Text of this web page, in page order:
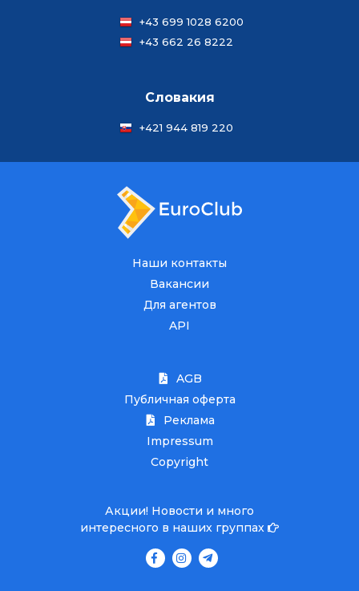
+43 699 1028 6200
+43 662 26 8222
Словакия
+421 944 819 220
Наши контакты
Вакансии
Для агентов
API
AGB
Публичная оферта
Реклама
Impressum
Copyright
Акции! Новости и много
интересного в наших группах